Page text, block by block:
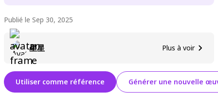
Publié le Sep 30, 2025
星星 Plus à voir
Utiliser comme référence Générer une nouvelle